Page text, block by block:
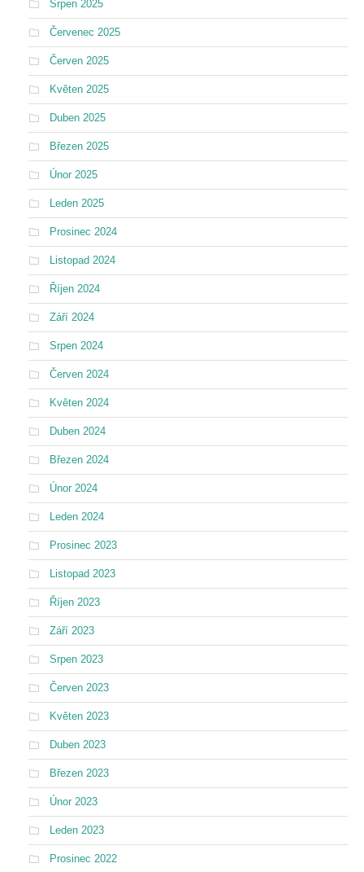
Srpen 2025
Červenec 2025
Červen 2025
Květen 2025
Duben 2025
Březen 2025
Únor 2025
Leden 2025
Prosinec 2024
Listopad 2024
Říjen 2024
Září 2024
Srpen 2024
Červen 2024
Květen 2024
Duben 2024
Březen 2024
Únor 2024
Leden 2024
Prosinec 2023
Listopad 2023
Říjen 2023
Září 2023
Srpen 2023
Červen 2023
Květen 2023
Duben 2023
Březen 2023
Únor 2023
Leden 2023
Prosinec 2022